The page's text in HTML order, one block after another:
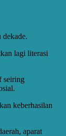
dekade.
lagi literasi
seiring
keberhasilan
aparat